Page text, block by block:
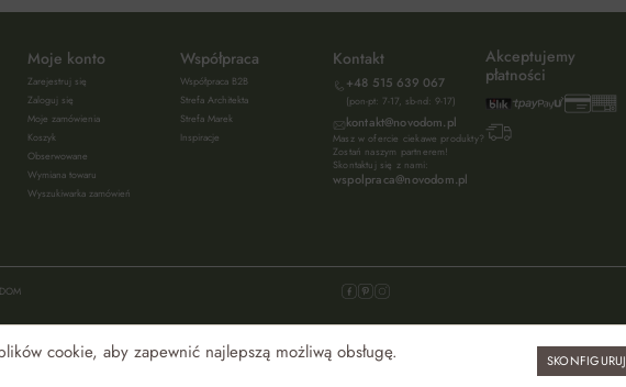
Moje konto
Zarejestruj się
Zaloguj się
Moje zamówienia
Koszyk
Obserwowane
Wymiana towaru
Wyszukiwarka zamówień
Współpraca
Współpraca B2B
Strefa Architekta
Strefa Marek
Inspiracje
Kontakt
+48 515 639 067
(pon-pt: 7-17, sb-nd: 9-17)
kontakt@novodom.pl
Masz w ofercie ciekawe produkty?
Zostań naszym partnerem!
Skontaktuj się z nami:
wspolpraca@novodom.pl
Akceptujemy
płatności
cookie, aby zapewnić najlepszą możliwą obsługę. SKONFIGURUJ